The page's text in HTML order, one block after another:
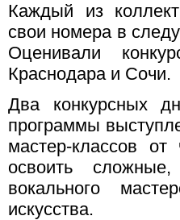
Каждый из
свои номера в
Оценивали
Краснодара и Сочи.
Два конкурсных
программы
мастер-классов
освоить
вокального
искусства.